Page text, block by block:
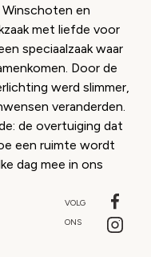
en
met liefde voor
speciaalzaak waar
Door de
werd slimmer,
veranderden.
de overtuiging dat
een ruimte wordt
dag mee in ons
VOLG
ONS